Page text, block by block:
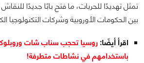
تمثل تهديدًا للحريات، ما فتح بابًا جديدًا
بين الحكومات الأوروبية وشركات التكنولوجيا
اقرأ أيضًا: روسيا تحجب سناب شات
باستخدامهم في نشاطات متطرفة!